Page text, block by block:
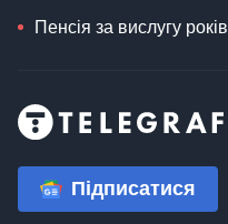
Пенсія за вислугу років
Підписатися